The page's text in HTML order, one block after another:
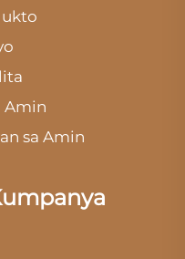
Amin
sa Amin